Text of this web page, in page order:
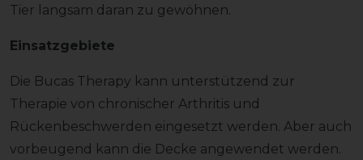
Tier langsam daran zu gewöhnen.
Einsatzgebiete
Die Bucas Therapy kann unterstützend zur
Therapie von chronischer Arthritis und
Rückenbeschwerden eingesetzt werden. Aber auch
vorbeugend kann die Decke angewendet werden.